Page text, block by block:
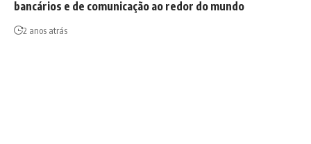
bancários e de comunicação ao redor do mundo
2 anos atrás